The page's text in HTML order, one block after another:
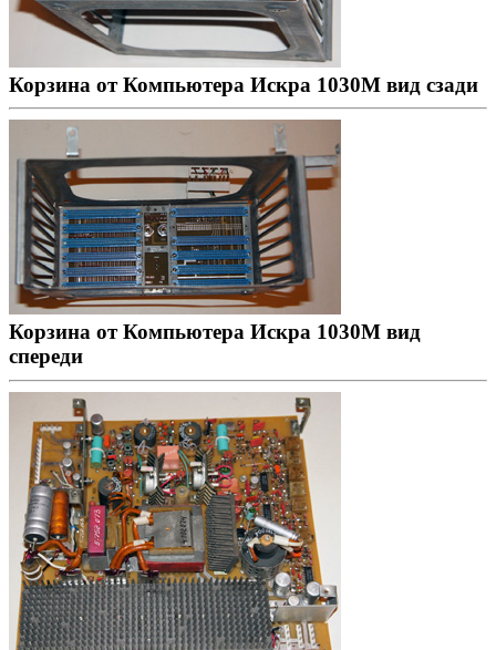
Корзина от Компьютера Искра 1030М вид сзади
Корзина от Компьютера Искра 1030М вид
спереди